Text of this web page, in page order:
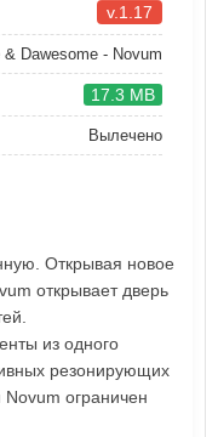
v.1.17
Dawesome - Novum
17.3 MB
Вылечено
Открывая новое
открывает дверь
из одного
резонирующих
ограничен